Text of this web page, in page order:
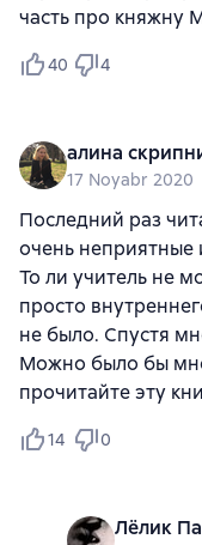
часть про княжну
40 4
алина
17 Noyabr 2020
Последний раз
очень
То ли учитель не
просто
не было. Спустя
Можно было бы
прочитайте эту
14 0
Лёлик